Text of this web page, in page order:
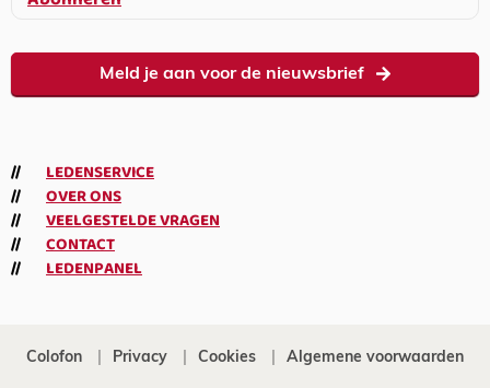
Meld je aan voor de nieuwsbrief
LEDENSERVICE
OVER ONS
VEELGESTELDE VRAGEN
CONTACT
LEDENPANEL
Colofon Privacy Cookies Algemene voorwaarden